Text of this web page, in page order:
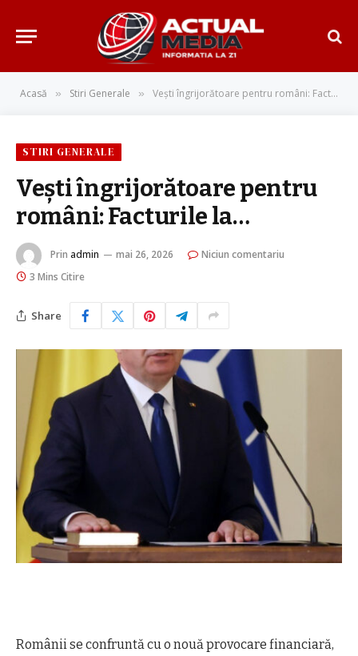
Acasă » Stiri Generale » Vești îngrijorătoare pentru români: Facturile la…
STIRI GENERALE
Vești îngrijorătoare pentru
români: Facturile la…
Prin admin mai 26, 2026
Niciun comentariu
3 Mins Citire
Share
Românii se confruntă cu o nouă provocare financiară,